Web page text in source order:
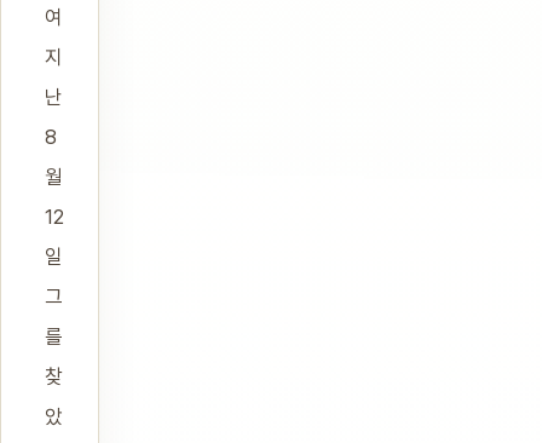
여
지
난
8
월
12
일
그
를
찾
았